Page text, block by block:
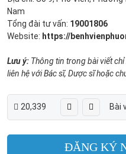
Nam
Tổng đài tư vấn: 19001806
Website: https://
Lưu ý: Thông tin trong bài viết
liên hệ với Bác sĩ, Dược sĩ hoặc
20,339 Bài
ĐĂNG KÝ